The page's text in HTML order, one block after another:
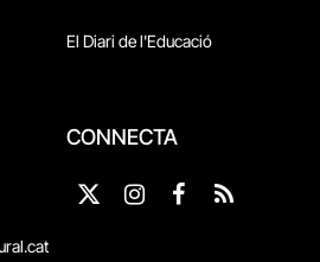
El Diari de l'Educació
CONNECTA
X
Instagram
Facebook
RSS